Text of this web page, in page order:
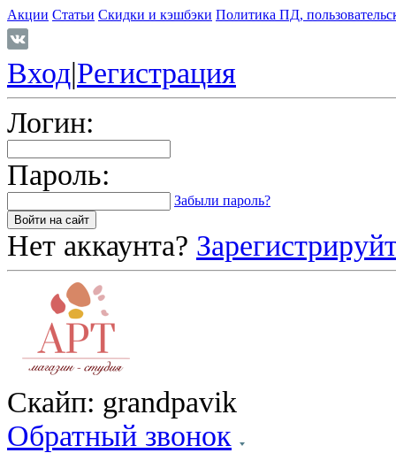
Акции Статьи Скидки и кэшбэки Политика ПД,
Вход|Регистрация
Логин:
Пароль:
Забыли пароль?
Нет аккаунта?
Скайп: grandpavik
Обратный звонок